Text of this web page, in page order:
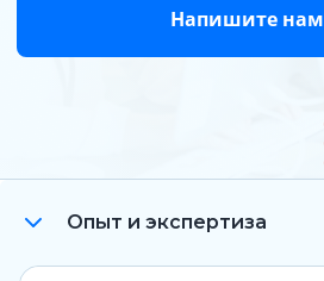
Напишите нам
Опыт и экспертиза